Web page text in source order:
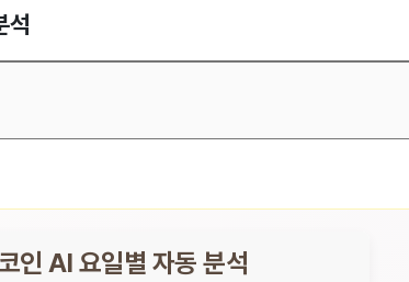
석
인 AI 요일별 자동 분석